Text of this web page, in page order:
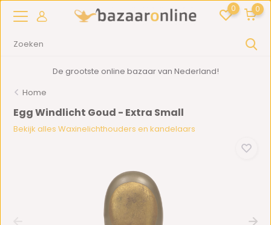
0 0
De grootste online bazaar van Nederland!
Home
Egg Windlicht Goud - Extra Small
Bekijk alles Waxinelichthouders en kandelaars